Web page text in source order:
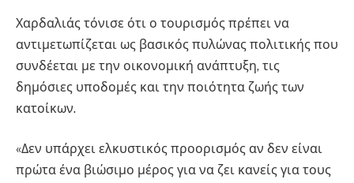
Χαρδαλιάς τόνισε ότι ο τουρισμός πρέπει να
αντιμετωπίζεται ως βασικός πυλώνας πολιτικής που
συνδέεται με την οικονομική ανάπτυξη, τις
δημόσιες υποδομές και την ποιότητα ζωής των
κατοίκων.
«Δεν υπάρχει ελκυστικός προορισμός αν δεν είναι
πρώτα ένα βιώσιμο μέρος για να ζει κανείς για τους